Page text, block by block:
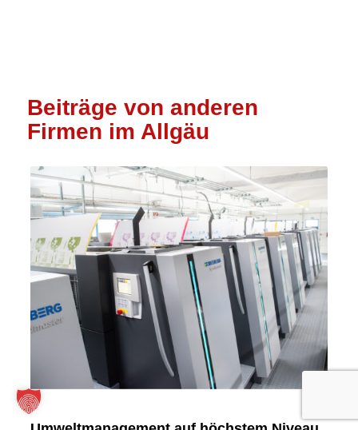
Beiträge von anderen
Firmen im Allgäu